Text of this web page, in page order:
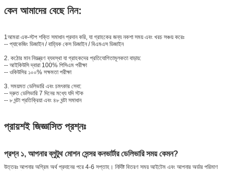
কেন আমাদের বেছে নিন:
1আমরা এক-স্টপ শক্তি সমাধান প্রদান করি, যা গ্রাহকের জন্য নকশা সময় এবং খরচ সঞ্চয় করেঃ
-- প্যাকেজিং ডিজাইন / বাহ্যিক কেস ডিজাইন / বিএমএস ডিজাইন
2. কঠোর মান নিয়ন্ত্রণ ব্যবস্থা যা গ্রাহকদের প্রতিযোগিতামূলকতা বাড়ায়:
-- আইকিউসি দ্বারা 100% পিসিএম পরীক্ষা
-- ওকিউসির ১০০% সক্ষমতা পরীক্ষা
3. সময়মত ডেলিভারি এবং চমৎকার সেবা:
-- দ্রুত ডেলিভারি 7 দিনের মধ্যে যদি স্টক
-- ৮ ঘন্টা প্রতিক্রিয়া এবং ৪৮ ঘন্টা সমাধান
প্রায়শই জিজ্ঞাসিত প্রশ্নঃ
প্রশ্ন ১, আপনার ব্লুটুথ মোশন সেন্সর কনভার্টার ডেলিভারি সময় কেমন?
উত্তরঃ আপনার অগ্রিম অর্থ প্রদানের পরে 4-6 সপ্তাহ। নির্দিষ্ট বিতরণ সময় আইটেম এবং আপনার অর্ডার পরিমাণ